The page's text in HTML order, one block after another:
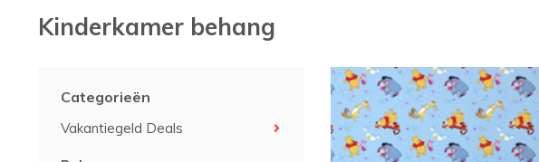
Kinderkamer behang
Categorieën
Vakantiegeld Deals